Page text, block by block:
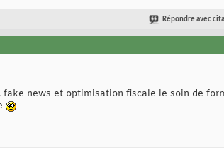
Répondre avec
news et optimisation fiscale le soin de